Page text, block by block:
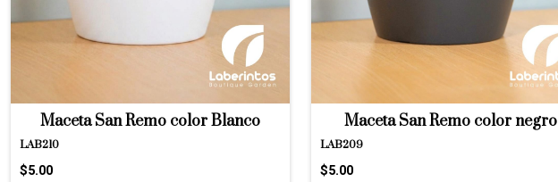
Maceta San Remo color Blanco
LAB210
$5.00
Maceta San Remo color negro
LAB209
$5.00